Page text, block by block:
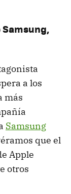
a los
más
Samsung
que el
Apple
otros